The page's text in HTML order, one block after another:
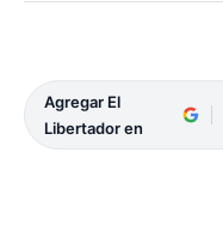
Agregar El
Libertador en